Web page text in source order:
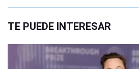
TE PUEDE INTERESAR